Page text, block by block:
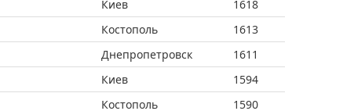
Киев
1618
Костополь
1613
Днепропетровск
1611
Киев
1594
Костополь
1590